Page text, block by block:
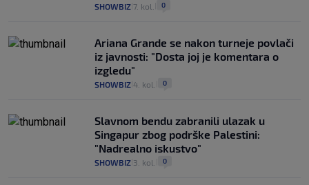
SHOWBIZ 7. kol. 0
Ariana Grande se nakon turneje povlači
iz javnosti: "Dosta joj je komentara o
izgledu"
SHOWBIZ 4. kol. 0
Slavnom bendu zabranili ulazak u
Singapur zbog podrške Palestini:
"Nadrealno iskustvo"
SHOWBIZ 3. kol. 0